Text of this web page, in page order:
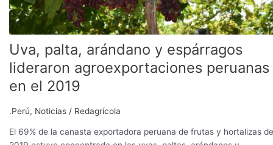
Uva, palta, arándano y espárragos
lideraron agroexportaciones peruanas
en el 2019
.Perú, Noticias / Redagrícola
El 69% de la canasta exportadora peruana de frutas y hortalizas